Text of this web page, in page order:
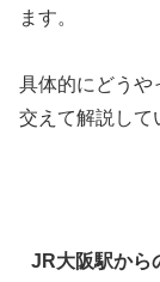
ます。
具体的にどうや
交えて解説して
JR大阪駅から